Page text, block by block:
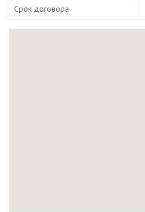
Срок договора